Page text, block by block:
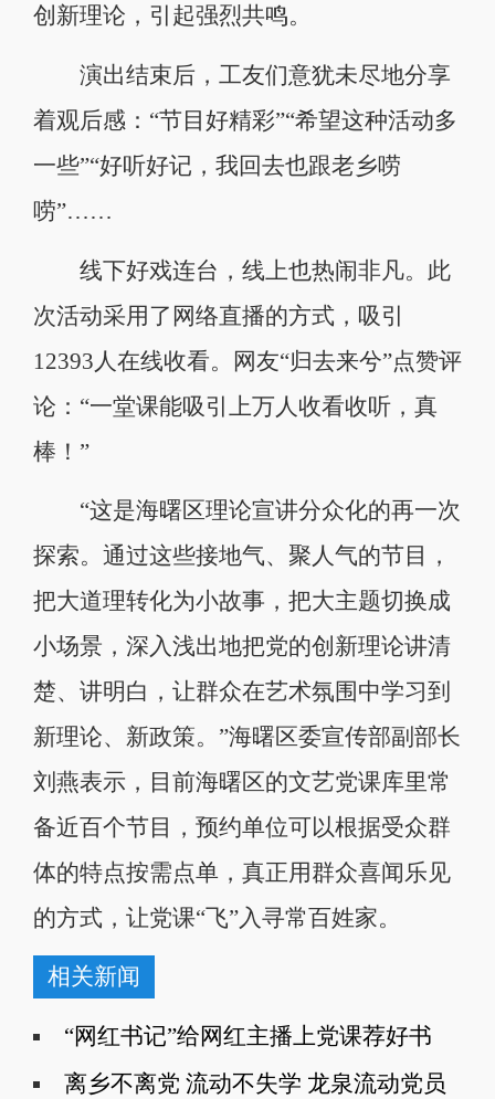
创新理论，引起强烈共鸣。
演出结束后，工友们意犹未尽地分享
着观后感：“节目好精彩”“希望这种活动多
一些”“好听好记，我回去也跟老乡唠
唠”……
线下好戏连台，线上也热闹非凡。此
次活动采用了网络直播的方式，吸引
12393人在线收看。网友“归去来兮”点赞评
论：“一堂课能吸引上万人收看收听，真
棒！”
“这是海曙区理论宣讲分众化的再一次
探索。通过这些接地气、聚人气的节目，
把大道理转化为小故事，把大主题切换成
小场景，深入浅出地把党的创新理论讲清
楚、讲明白，让群众在艺术氛围中学习到
新理论、新政策。”海曙区委宣传部副部长
刘燕表示，目前海曙区的文艺党课库里常
备近百个节目，预约单位可以根据受众群
体的特点按需点单，真正用群众喜闻乐见
的方式，让党课“飞”入寻常百姓家。
相关新闻
“网红书记”给网红主播上党课荐好书
离乡不离党 流动不失学 龙泉流动党员